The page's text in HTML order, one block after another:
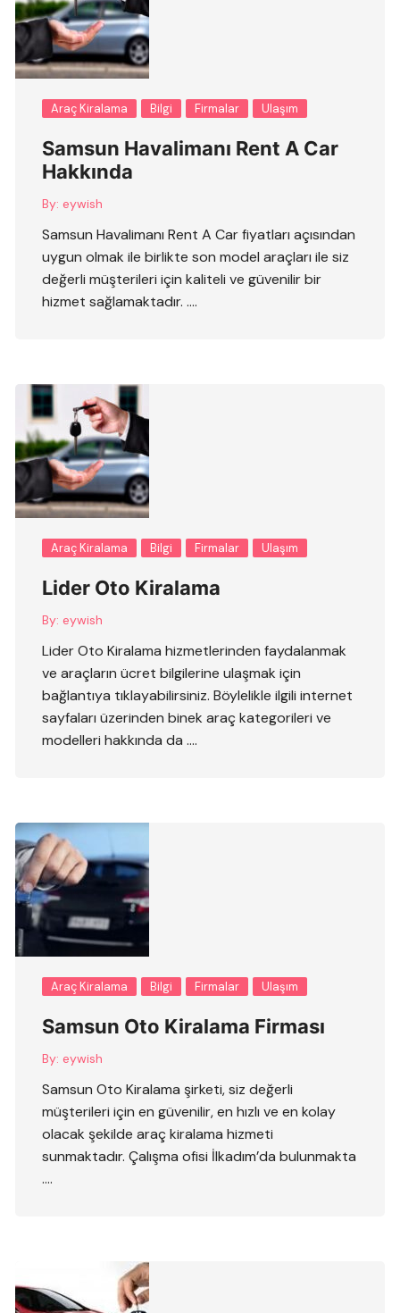
Araç Kiralama Bilgi Firmalar Ulaşım
Samsun Havalimanı Rent A Car
Hakkında
By: eywish
Samsun Havalimanı Rent A Car fiyatları açısından
uygun olmak ile birlikte son model araçları ile siz
değerli müşterileri için kaliteli ve güvenilir bir
hizmet sağlamaktadır. ….
Araç Kiralama Bilgi Firmalar Ulaşım
Lider Oto Kiralama
By: eywish
Lider Oto Kiralama hizmetlerinden faydalanmak
ve araçların ücret bilgilerine ulaşmak için
bağlantıya tıklayabilirsiniz. Böylelikle ilgili internet
sayfaları üzerinden binek araç kategorileri ve
modelleri hakkında da ….
Araç Kiralama Bilgi Firmalar Ulaşım
Samsun Oto Kiralama Firması
By: eywish
Samsun Oto Kiralama şirketi, siz değerli
müşterileri için en güvenilir, en hızlı ve en kolay
olacak şekilde araç kiralama hizmeti
sunmaktadır. Çalışma ofisi İlkadım’da bulunmakta
….